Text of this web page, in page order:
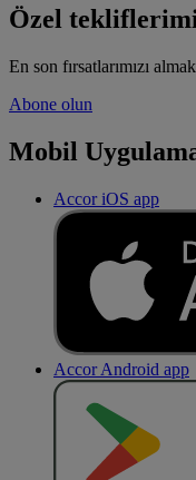
Özel
En son fırsatlarımızı
Abone olun
Mobil
Accor iOS app
Accor Android app